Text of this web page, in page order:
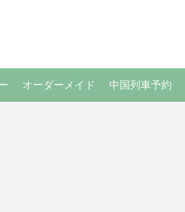
オーダーメイド 中国列車予約